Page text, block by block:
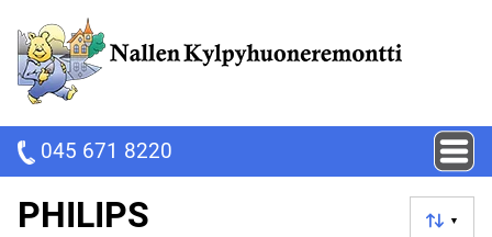
045 671 8220
▼
PHILIPS